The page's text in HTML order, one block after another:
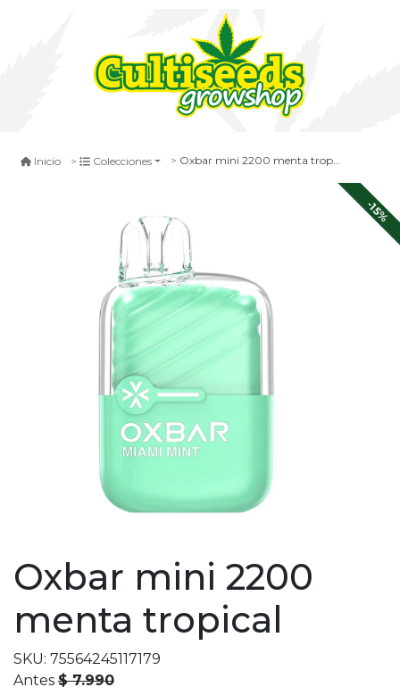
Inicio Colecciones Oxbar mini 2200 menta tropical
-15%
Oxbar mini 2200
menta tropical
SKU: 75564245117179
Antes $ 7.990